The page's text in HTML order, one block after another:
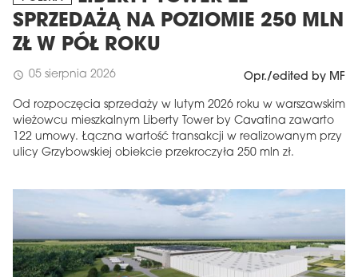
SPRZEDAŻĄ NA POZIOMIE 250 MLN
ZŁ W PÓŁ ROKU
schedule 05 sierpnia 2026 Opr./edited by MF
Od rozpoczęcia sprzedaży w lutym 2026 roku w warszawskim
wieżowcu mieszkalnym Liberty Tower by Cavatina zawarto
122 umowy. Łączna wartość transakcji w realizowanym przy
ulicy Grzybowskiej obiekcie przekroczyła 250 mln zł.